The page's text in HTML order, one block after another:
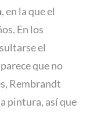
, en la que el
En los
el
que no
Rembrandt
pintura, así que